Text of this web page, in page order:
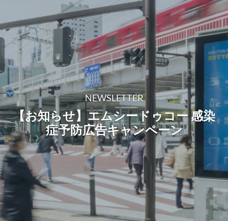
NEWSLETTER
【お知らせ】エムシードゥコー 感染
症予防広告キャンペーン